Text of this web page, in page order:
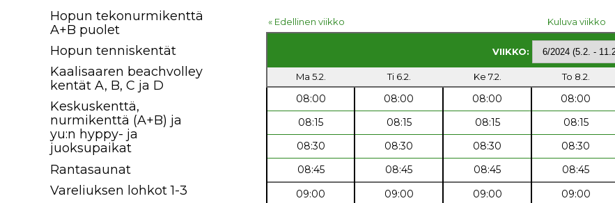
Hopun tekonurmikenttä
A+B puolet
Hopun tenniskentät
Kaalisaaren beachvolley
kentät A, B, C ja D
Keskuskenttä,
nurmikenttä (A+B) ja
yu:n hyppy- ja
juoksupaikat
Rantasaunat
Vareliuksen lohkot 1-3
« Edellinen viikko
Kuluva viikko
VIIKKO:
Ma 5.2. Ti 6.2. Ke 7.2. To 8.2.
08:00 08:00 08:00 08:00
08:15
08:15 08:15 08:15
08:30
08:30 08:30 08:30
08:45
08:45 08:45 08:45
09:00
09:00 09:00 09:00